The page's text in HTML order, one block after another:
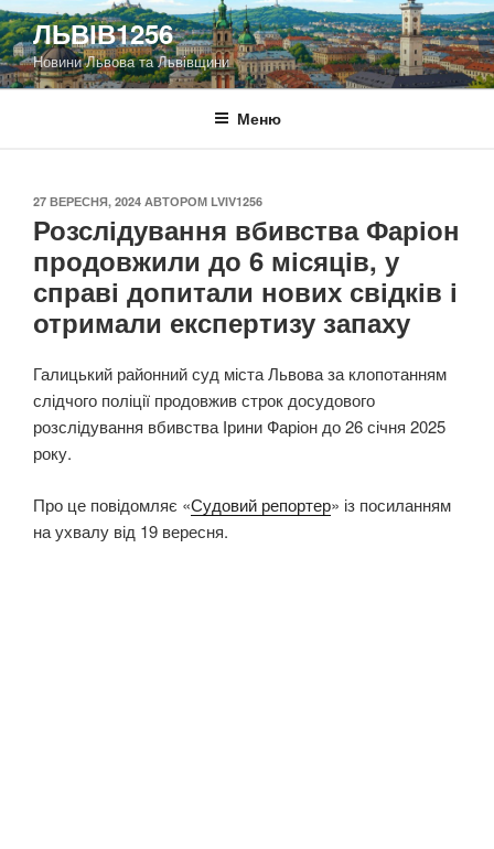
Перейти
до
вмісту
ЛЬВІВ1256
Новини Львова та Львівщини
Меню
ОПУБЛІКОВАНО
27 ВЕРЕСНЯ, 2024 АВТОРОМ LVIV1256
Розслідування вбивства Фаріон
продовжили до 6 місяців, у
справі допитали нових свідків і
отримали експертизу запаху
Галицький районний суд міста Львова за клопотанням
слідчого поліції продовжив строк досудового
розслідування вбивства Ірини Фаріон до 26 січня 2025
року.
Про це повідомляє «Судовий репортер» із посиланням
на ухвалу від 19 вересня.